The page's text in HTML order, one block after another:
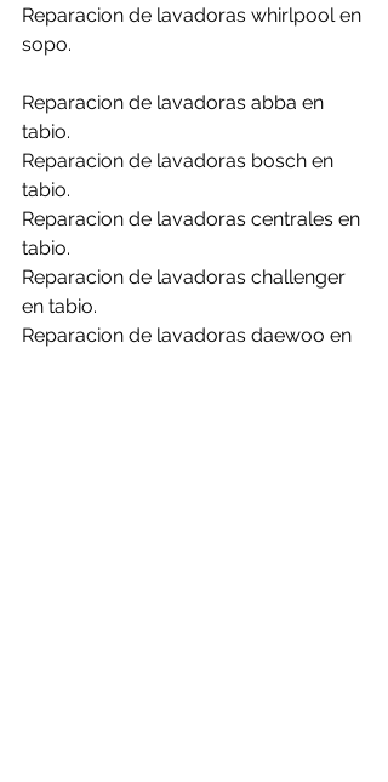
Reparacion de lavadoras whirlpool en
sopo.
Reparacion de lavadoras abba en
tabio.
Reparacion de lavadoras bosch en
tabio.
Reparacion de lavadoras centrales en
tabio.
Reparacion de lavadoras challenger
en tabio.
Reparacion de lavadoras daewoo en